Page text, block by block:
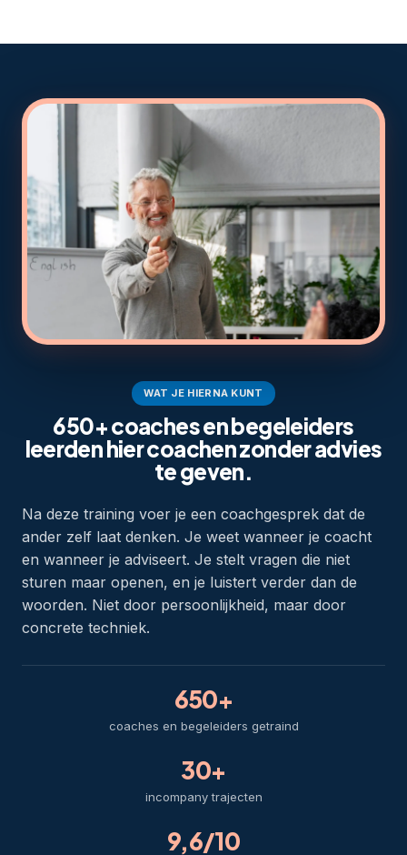
WAT JE HIERNA KUNT
650+ coaches en begeleiders
leerden hier coachen zonder advies
te geven.
Na deze training voer je een coachgesprek dat de
ander zelf laat denken. Je weet wanneer je coacht
en wanneer je adviseert. Je stelt vragen die niet
sturen maar openen, en je luistert verder dan de
woorden. Niet door persoonlijkheid, maar door
concrete techniek.
650+
coaches en begeleiders getraind
30+
incompany trajecten
9,6/10